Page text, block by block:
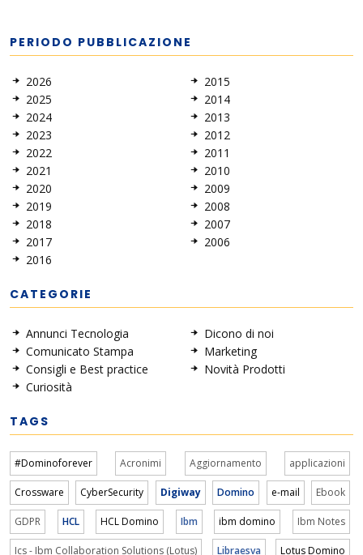
PERIODO PUBBLICAZIONE
2026
2025
2024
2023
2022
2021
2020
2019
2018
2017
2016
2015
2014
2013
2012
2011
2010
2009
2008
2007
2006
CATEGORIE
Annunci Tecnologia
Comunicato Stampa
Consigli e Best practice
Curiosità
Dicono di noi
Marketing
Novità Prodotti
TAGS
#Dominoforever Acronimi Aggiornamento applicazioni
Crossware CyberSecurity Digiway Domino e-mail Ebook
GDPR HCL HCL Domino Ibm ibm domino Ibm Notes
Ics - Ibm Collaboration Solutions (Lotus) Libraesva Lotus Domino